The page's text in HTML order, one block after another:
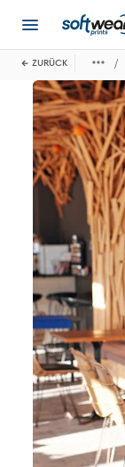
ZURÜCK